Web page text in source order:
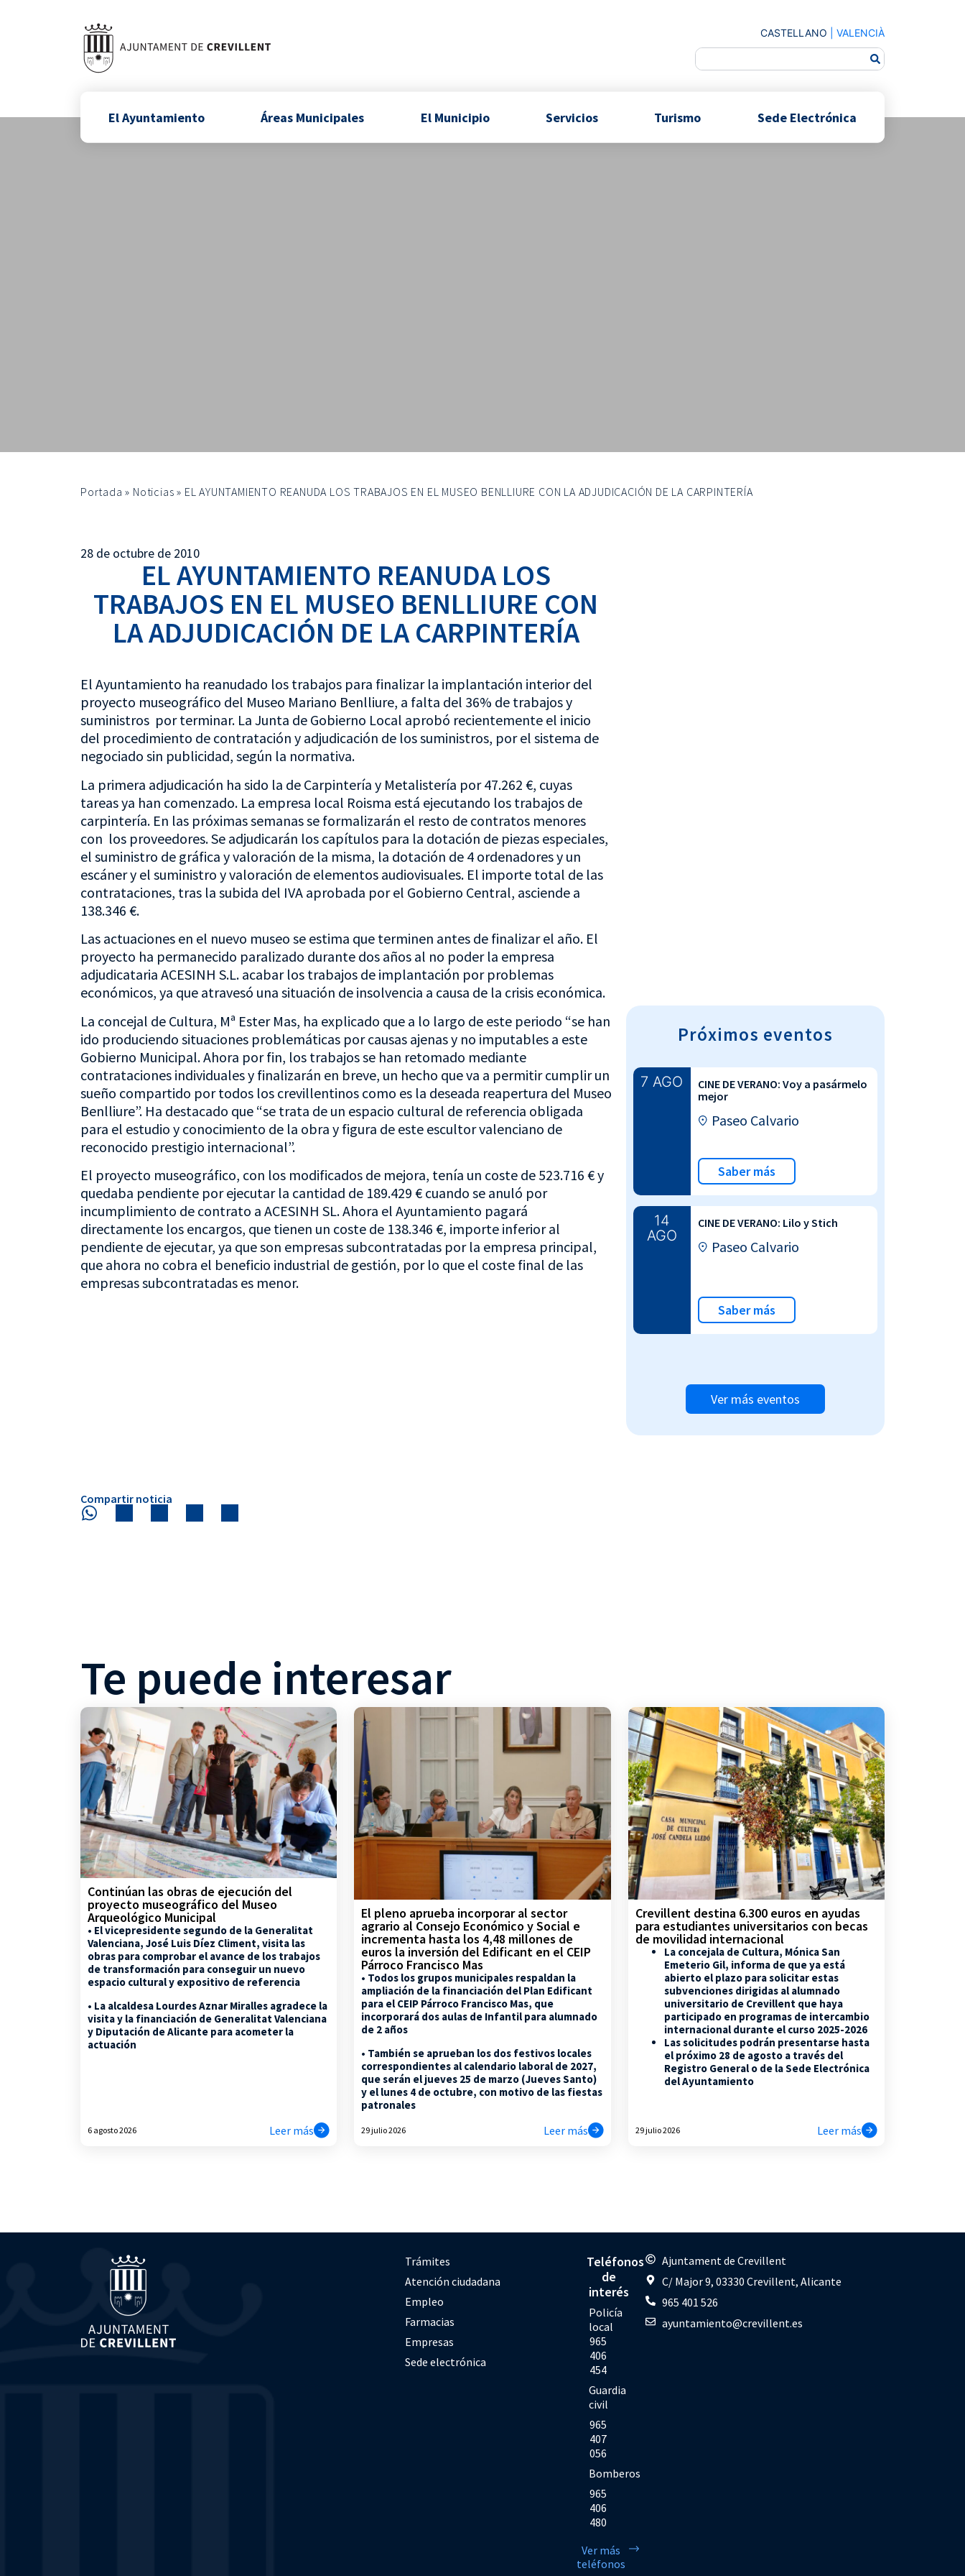
CASTELLANO VALENCIÀ
El Ayuntamiento Áreas Municipales El Municipio Servicios Turismo Sede Electrónica
Portada » Noticias » EL AYUNTAMIENTO REANUDA LOS TRABAJOS EN EL MUSEO BENLLIURE CON LA ADJUDICACIÓN DE LA CARPINTERÍA
28 de octubre de 2010
EL AYUNTAMIENTO REANUDA LOS
TRABAJOS EN EL MUSEO BENLLIURE CON
LA ADJUDICACIÓN DE LA CARPINTERÍA
El Ayuntamiento ha reanudado los trabajos para finalizar la implantación interior del
proyecto museográfico del Museo Mariano Benlliure, a falta del 36% de trabajos y
suministros por terminar. La Junta de Gobierno Local aprobó recientemente el inicio
del procedimiento de contratación y adjudicación de los suministros, por el sistema de
negociado sin publicidad, según la normativa.
La primera adjudicación ha sido la de Carpintería y Metalistería por 47.262 €, cuyas
tareas ya han comenzado. La empresa local Roisma está ejecutando los trabajos de
carpintería. En las próximas semanas se formalizarán el resto de contratos menores
con los proveedores. Se adjudicarán los capítulos para la dotación de piezas especiales,
el suministro de gráfica y valoración de la misma, la dotación de 4 ordenadores y un
escáner y el suministro y valoración de elementos audiovisuales. El importe total de las
contrataciones, tras la subida del IVA aprobada por el Gobierno Central, asciende a
138.346 €.
Las actuaciones en el nuevo museo se estima que terminen antes de finalizar el año. El
proyecto ha permanecido paralizado durante dos años al no poder la empresa
adjudicataria ACESINH S.L. acabar los trabajos de implantación por problemas
económicos, ya que atravesó una situación de insolvencia a causa de la crisis económica.
La concejal de Cultura, Mª Ester Mas, ha explicado que a lo largo de este periodo “se han
ido produciendo situaciones problemáticas por causas ajenas y no imputables a este
Gobierno Municipal. Ahora por fin, los trabajos se han retomado mediante
contrataciones individuales y finalizarán en breve, un hecho que va a permitir cumplir un
sueño compartido por todos los crevillentinos como es la deseada reapertura del Museo
Benlliure”. Ha destacado que “se trata de un espacio cultural de referencia obligada
para el estudio y conocimiento de la obra y figura de este escultor valenciano de
reconocido prestigio internacional”.
El proyecto museográfico, con los modificados de mejora, tenía un coste de 523.716 € y
quedaba pendiente por ejecutar la cantidad de 189.429 € cuando se anuló por
incumplimiento de contrato a ACESINH SL. Ahora el Ayuntamiento pagará
directamente los encargos, que tienen un coste de 138.346 €, importe inferior al
pendiente de ejecutar, ya que son empresas subcontratadas por la empresa principal,
que ahora no cobra el beneficio industrial de gestión, por lo que el coste final de las
empresas subcontratadas es menor.
Próximos eventos
7 AGO
CINE DE VERANO: Voy a pasármelo
mejor
Paseo Calvario
Saber más
14
AGO
CINE DE VERANO: Lilo y Stich
Paseo Calvario
Saber más
Ver más eventos
Compartir noticia
Te puede interesar
Continúan las obras de ejecución del
proyecto museográfico del Museo
Arqueológico Municipal
• El vicepresidente segundo de la Generalitat
Valenciana, José Luis Díez Climent, visita las
obras para comprobar el avance de los trabajos
de transformación para conseguir un nuevo
espacio cultural y expositivo de referencia
• La alcaldesa Lourdes Aznar Miralles agradece la
visita y la financiación de Generalitat Valenciana
y Diputación de Alicante para acometer la
actuación
6 agosto 2026 Leer más
El pleno aprueba incorporar al sector
agrario al Consejo Económico y Social e
incrementa hasta los 4,48 millones de
euros la inversión del Edificant en el CEIP
Párroco Francisco Mas
• Todos los grupos municipales respaldan la
ampliación de la financiación del Plan Edificant
para el CEIP Párroco Francisco Mas, que
incorporará dos aulas de Infantil para alumnado
de 2 años
• También se aprueban los dos festivos locales
correspondientes al calendario laboral de 2027,
que serán el jueves 25 de marzo (Jueves Santo)
y el lunes 4 de octubre, con motivo de las fiestas
patronales
29 julio 2026 Leer más
Crevillent destina 6.300 euros en ayudas
para estudiantes universitarios con becas
de movilidad internacional
La concejala de Cultura, Mónica San
Emeterio Gil, informa de que ya está
abierto el plazo para solicitar estas
subvenciones dirigidas al alumnado
universitario de Crevillent que haya
participado en programas de intercambio
internacional durante el curso 2025-2026
Las solicitudes podrán presentarse hasta
el próximo 28 de agosto a través del
Registro General o de la Sede Electrónica
del Ayuntamiento
29 julio 2026 Leer más
Trámites
Atención ciudadana
Empleo
Farmacias
Empresas
Sede electrónica
Teléfonos
de
interés
Policía
local
965
406
454
Guardia
civil
965
407
056
Bomberos
965
406
480
Ver más
teléfonos
Ajuntament de Crevillent
C/ Major 9, 03330 Crevillent, Alicante
965 401 526
ayuntamiento@crevillent.es